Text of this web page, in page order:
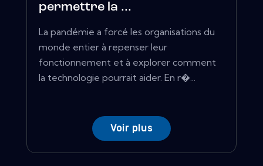
permettre la ...
La pandémie a forcé les organisations du
monde entier à repenser leur
fonctionnement et à explorer comment
la technologie pourrait aider. En r�...
Voir plus